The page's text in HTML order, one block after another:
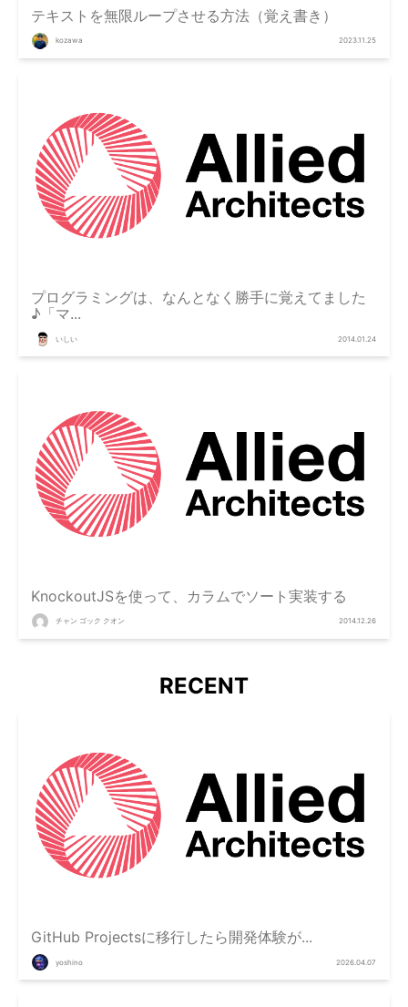
テキストを無限ループさせる方法（覚え書き）
kozawa 2023.11.25
プログラミングは、なんとなく勝手に覚えてました
♪「マ...
いしい 2014.01.24
KnockoutJSを使って、カラムでソート実装する
チャン ゴック クオン 2014.12.26
RECENT
GitHub Projectsに移行したら開発体験が...
yoshino 2026.04.07